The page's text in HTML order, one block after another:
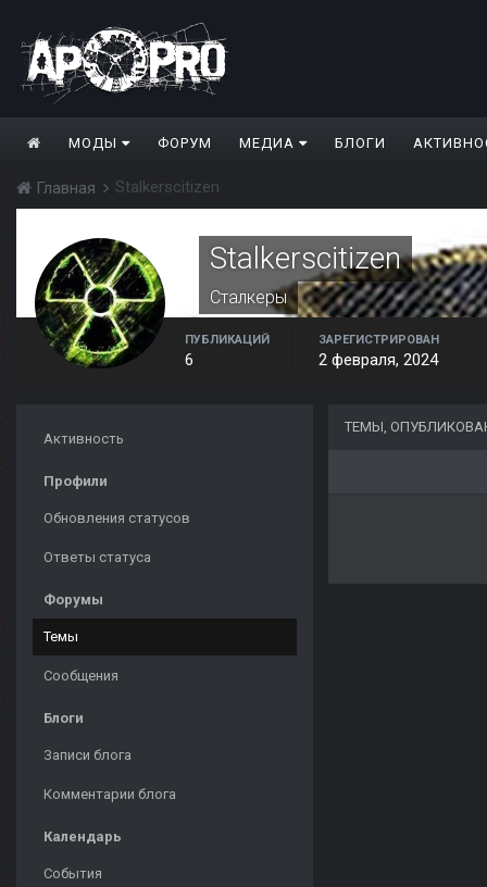
МОДЫ ФОРУМ МЕДИА БЛОГИ
Главная Stalkerscitizen
Stalkerscitizen
Сталкеры
ПУБЛИКАЦИЙ
6
ЗАРЕГИСТРИРОВАН
2 февраля, 2024
Активность
Профили
Обновления статусов
Ответы статуса
Форумы
Темы
Сообщения
Блоги
Записи блога
Комментарии блога
Календарь
События
ТЕМЫ,